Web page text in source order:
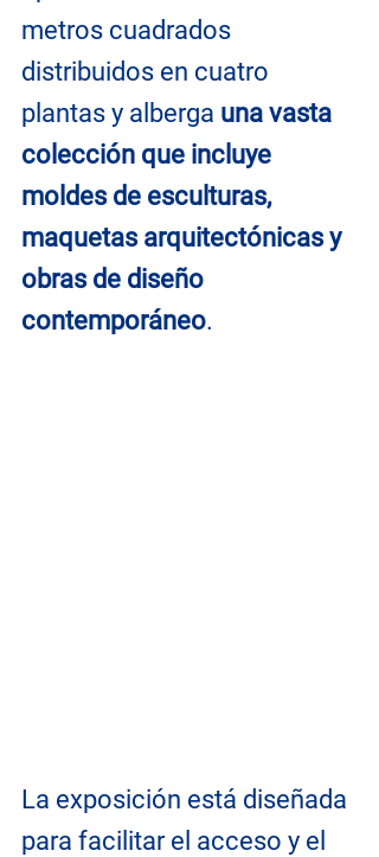
metros cuadrados
distribuidos en cuatro
plantas y alberga una vasta
colección que incluye
moldes de esculturas,
maquetas arquitectónicas y
obras de diseño
contemporáneo.
La exposición está diseñada
para facilitar el acceso y el